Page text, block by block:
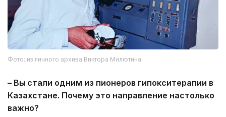
Фото: из личного архива Виктора Милютина
– Вы стали одним из пионеров гипокситерапии в
Казахстане. Почему это направление настолько
важно?